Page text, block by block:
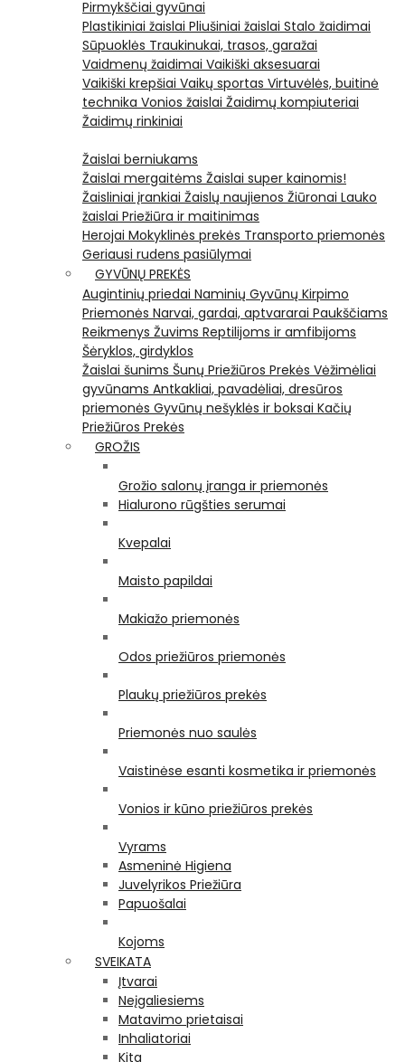
Pirmykščiai gyvūnai
Plastikiniai žaislai Pliušiniai žaislai Stalo žaidimai
Sūpuoklės Traukinukai, trasos, garažai
Vaidmenų žaidimai Vaikiški aksesuarai
Vaikiški krepšiai Vaikų sportas Virtuvėlės, buitinė
technika Vonios žaislai Žaidimų kompiuteriai
Žaidimų rinkiniai
Žaislai berniukams
Žaislai mergaitėms Žaislai super kainomis!
Žaisliniai įrankiai Žaislų naujienos Žiūronai Lauko
žaislai Priežiūra ir maitinimas
Herojai Mokyklinės prekės Transporto priemonės
Geriausi rudens pasiūlymai
GYVŪNŲ PREKĖS
Augintinių priedai Naminių Gyvūnų Kirpimo
Priemonės Narvai, gardai, aptvararai Paukščiams
Reikmenys Žuvims Reptilijoms ir amfibijoms
Šėryklos, girdyklos
Žaislai šunims Šunų Priežiūros Prekės Vėžimėliai
gyvūnams Antkakliai, pavadėliai, dresūros
priemonės Gyvūnų nešyklės ir boksai Kačių
Priežiūros Prekės
GROŽIS
Grožio salonų įranga ir priemonės
Hialurono rūgšties serumai
Kvepalai
Maisto papildai
Makiažo priemonės
Odos priežiūros priemonės
Plaukų priežiūros prekės
Priemonės nuo saulės
Vaistinėse esanti kosmetika ir priemonės
Vonios ir kūno priežiūros prekės
Vyrams
Asmeninė Higiena
Juvelyrikos Priežiūra
Papuošalai
Kojoms
SVEIKATA
Įtvarai
Neįgaliesiems
Matavimo prietaisai
Inhaliatoriai
Kita